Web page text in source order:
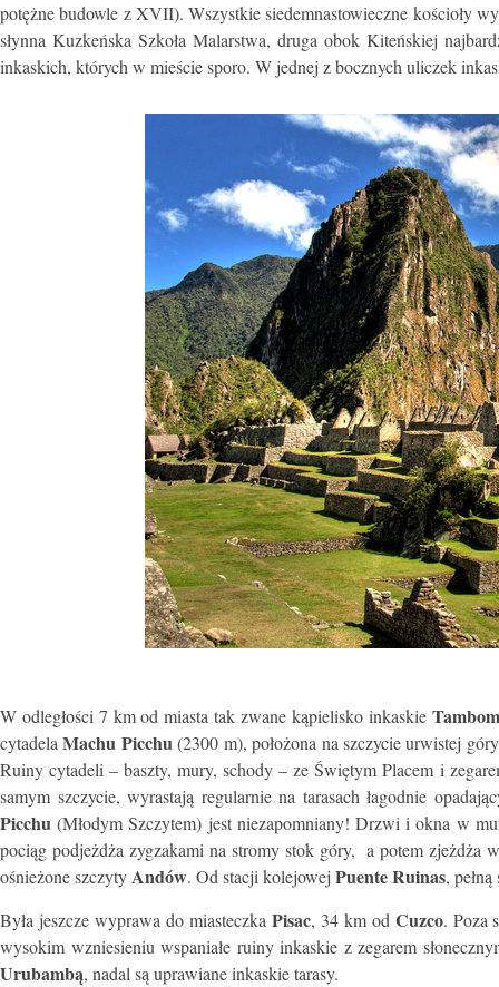
potężne budowle z XVII). Wszystkie siedemnastowieczne kościoły
słynna Kuzkeńska Szkoła Malarstwa, druga obok Kiteńskiej
inkaskich, których w mieście sporo. W jednej z bocznych uliczek
W odległości 7 km od miasta tak zwane kąpielisko inkaskie
cytadelaMachu Picchu(2300 m), położona na szczycie urwistej
Ruiny cytadeli – baszty, mury, schody – ze Świętym Placem i
samym szczycie, wyrastają regularnie na tarasach łagodnie
Picchu (Młodym Szczytem) jest niezapomniany! Drzwi i okna w
pociąg podjeżdża zygzakami na stromy stok góry, a potem
ośnieżone szczytyAndów. Od stacji kolejowej Puente Ruinas,
Była jeszcze wyprawa do miasteczka Pisac, 34 km od Cuzco. Poza
wysokim wzniesieniu wspaniałe ruiny inkaskie z zegarem
Urubambą, nadal są uprawiane inkaskie tarasy.